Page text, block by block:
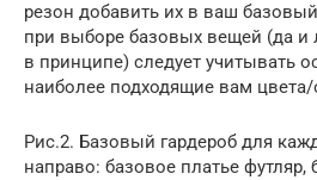
резон добавить их в ваш
при выборе базовых вещей (да
в принципе) следует учитывать
наиболее подходящие вам цвета/
Рис.2. Базовый гардероб для
направо: базовое платье футляр,